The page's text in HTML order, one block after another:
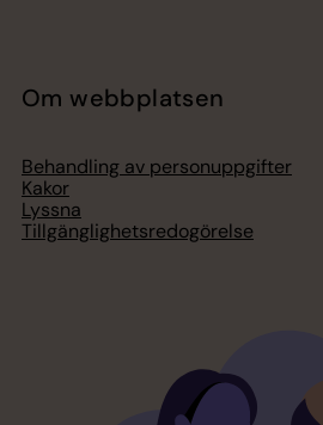
Om webbplatsen
Behandling av personuppgifter
Kakor
Lyssna
Tillgänglighetsredogörelse